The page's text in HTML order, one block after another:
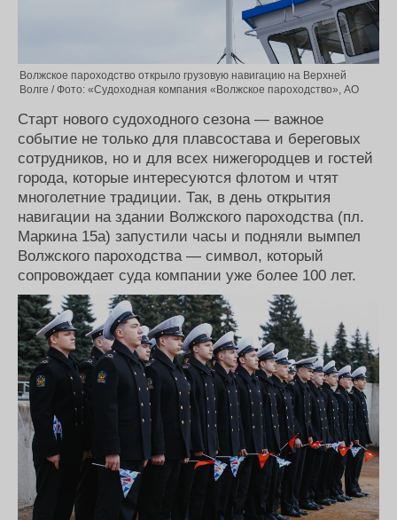
Волжское пароходство открыло грузовую навигацию на Верхней
Волге / Фото: «Судоходная компания «Волжское пароходство», АО
Старт нового судоходного сезона — важное
событие не только для плавсостава и береговых
сотрудников, но и для всех нижегородцев и гостей
города, которые интересуются флотом и чтят
многолетние традиции. Так, в день открытия
навигации на здании Волжского пароходства (пл.
Маркина 15а) запустили часы и подняли вымпел
Волжского пароходства — символ, который
сопровождает суда компании уже более 100 лет.